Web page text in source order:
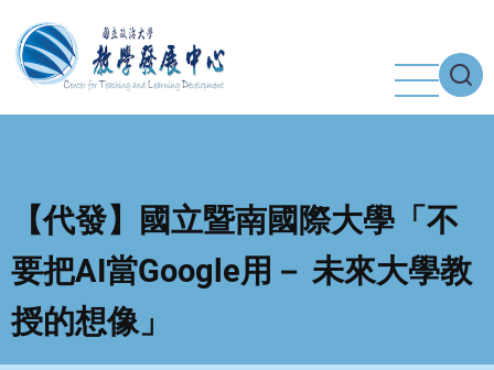
至
主
【代發】國立暨南國際大學「不
要把AI當Google用－ 未來大學教
授的想像」